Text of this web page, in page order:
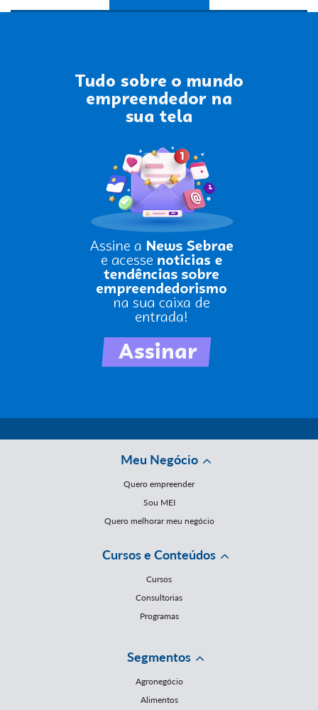
Meu Negócio
Quero empreender
Sou MEI
Quero melhorar meu negócio
Cursos e Conteúdos
Cursos
Consultorias
Programas
Segmentos
Agronegócio
Alimentos